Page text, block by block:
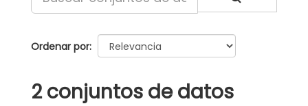
Ordenar por
2 conjuntos de datos